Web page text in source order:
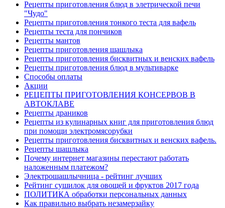
Рецепты приготовления блюд в элетрической печи
"Чудо"
Рецепты приготовления тонкого теста для вафель
Рецепты теста для пончиков
Рецепты мантов
Рецепты приготовления шашлыка
Рецепты приготовления бисквитных и венских вафель
Рецепты приготовления блюд в мультиварке
Способы оплаты
Акции
РЕЦЕПТЫ ПРИГОТОВЛЕНИЯ КОНСЕРВОВ В
АВТОКЛАВЕ
Рецепты драников
Рецепты из кулинарных книг для приготовления блюд
при помощи электромясорубки
Рецепты приготовления бисквитных и венских вафель.
Рецепты шашлыка
Почему интернет магазины перестают работать
наложенным платежом?
Электрошашлычница - рейтинг лучших
Рейтинг сушилок для овощей и фруктов 2017 года
ПОЛИТИКА обработки персональных данных
Как правильно выбрать незамерзайку